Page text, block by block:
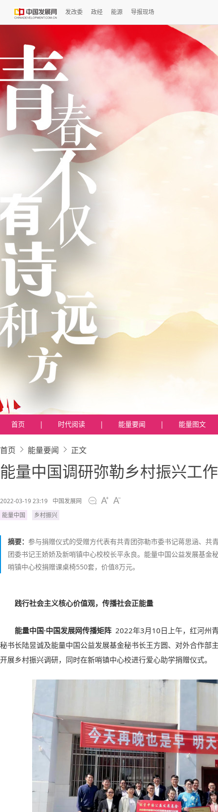
发改委 政经 能源 导报现场
首页 | 时代阅读 | 能量要闻 | 能量图文
首页 能量要闻 正文
能量中国调研弥勒乡村振兴工
2022-03-19 23:19
中国发展网
能量中国
乡村振兴
摘要： 参与捐赠仪式的受赠方代表有共青团弥勒市委书记蒋思涵、共
团委书记王娇娇及新哨镇中心校校长平永良。能量中国公益发展基金
哨镇中心校捐赠课桌椅550套，价值8万元。
践行社会主义核心价值观，传播社会正能量
能量中国·中国发展网传播矩阵 2022年3月10日上午，红河州
秘书长陆昱诚及能量中国公益发展基金秘书长王方圆、对外合作部
开展乡村振兴调研，同时在新哨镇中心校进行爱心助学捐赠仪式。